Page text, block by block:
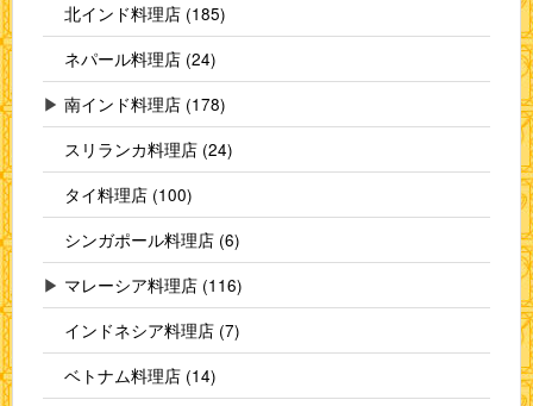
北インド料理店 (185)
ネパール料理店 (24)
▶ 南インド料理店 (178)
スリランカ料理店 (24)
タイ料理店 (100)
シンガポール料理店 (6)
▶ マレーシア料理店 (116)
インドネシア料理店 (7)
ベトナム料理店 (14)